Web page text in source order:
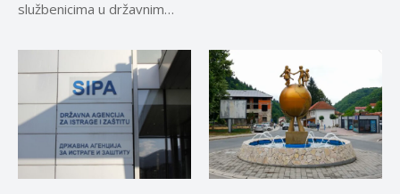
službenicima u državnim